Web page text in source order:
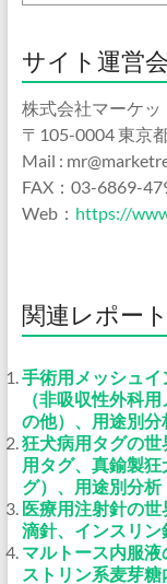
サイト運営
株式会社マーケ
〒105-0004 東京
Mail :
FAX：03-6869-
Web： https://
関連レポー
手術用メッシュ
（非吸収性外科
の他）、用途別分
狂犬病用タグの
用タグ、真鍮製
グ）、用途別分析
医療用注射針の
滴針、インスリ
マルトース内服
ストリン系麦芽